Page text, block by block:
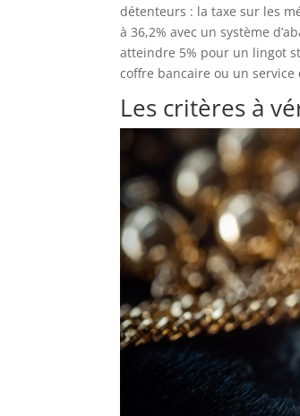
détenteurs : la taxe sur les
à 36,2% avec un système
atteindre 5% pour un lingot
coffre bancaire ou un service
Les critères à